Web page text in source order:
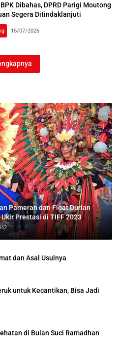
Dibahas, DPRD Parigi Moutong
Segera Ditindaklanjuti
15/07/2026
Pameran dan Float Durian
Prestasi di TIFF 2023
dan Asal Usulnya
untuk Kecantikan, Bisa Jadi
di Bulan Suci Ramadhan